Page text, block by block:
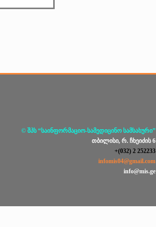
© შპს “საინფორმაციო-სამედიცინო სამსახური”
თბილისი, რ. ჩხეიძის 6
+(032) 2 252233
infomis04@gmail.com
info@mis.ge